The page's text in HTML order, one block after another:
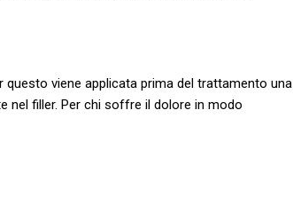
viene applicata prima del trattamento una
nel filler. Per chi soffre il dolore in modo